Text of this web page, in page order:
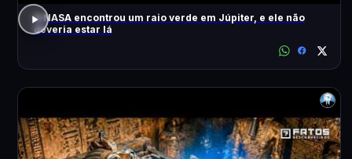
A NASA encontrou um raio verde em Júpiter, e ele não
deveria estar lá